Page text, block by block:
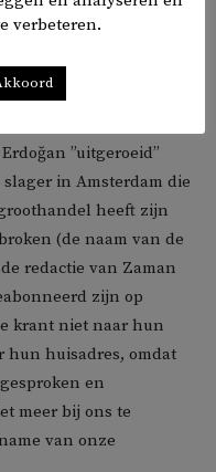
in Nederland durft
In sommige
critici van de
”uitgeroeid”
in Amsterdam die
heeft zijn
(de naam van de
redactie van Zaman
zijn op
krant niet naar hun
hun huisadres, omdat
en
meer bij ons te
van onze
verbeteren.